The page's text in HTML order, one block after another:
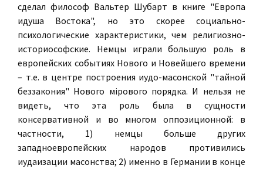
сделал философ Вальтер Шубарт в книге "Европа
идуша Востока", но это скорее социально-
психологические характеристики, чем религиозно-
историософские. Немцы играли большую роль в
европейских событиях Нового и Новейшего времени
– т.е. в центре построения иудо-масонской "тайной
беззакония" Нового мiрового порядка. И нельзя не
видеть, что эта роль была в сущности
консервативной и во многом оппозиционной: в
частности, 1) немцы больше других
западноевропейских народов противились
иудаизации масонства; 2) именно в Германии в конце